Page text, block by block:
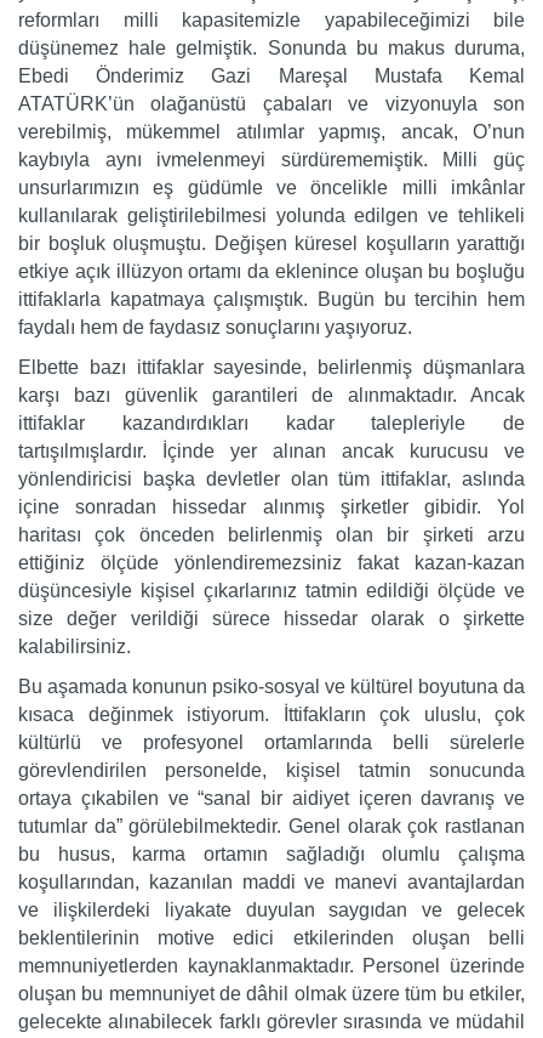
reformları milli kapasitemizle yapabileceğimizi bile
düşünemez hale gelmiştik. Sonunda bu makus duruma,
Ebedi Önderimiz Gazi Mareşal Mustafa Kemal
ATATÜRK’ün olağanüstü çabaları ve vizyonuyla son
verebilmiş, mükemmel atılımlar yapmış, ancak, O’nun
kaybıyla aynı ivmelenmeyi sürdürememiştik. Milli güç
unsurlarımızın eş güdümle ve öncelikle milli imkânlar
kullanılarak geliştirilebilmesi yolunda edilgen ve tehlikeli
bir boşluk oluşmuştu. Değişen küresel koşulların yarattığı
etkiye açık illüzyon ortamı da eklenince oluşan bu boşluğu
ittifaklarla kapatmaya çalışmıştık. Bugün bu tercihin hem
faydalı hem de faydasız sonuçlarını yaşıyoruz.
Elbette bazı ittifaklar sayesinde, belirlenmiş düşmanlara
karşı bazı güvenlik garantileri de alınmaktadır. Ancak
ittifaklar kazandırdıkları kadar talepleriyle de
tartışılmışlardır. İçinde yer alınan ancak kurucusu ve
yönlendiricisi başka devletler olan tüm ittifaklar, aslında
içine sonradan hissedar alınmış şirketler gibidir. Yol
haritası çok önceden belirlenmiş olan bir şirketi arzu
ettiğiniz ölçüde yönlendiremezsiniz fakat kazan-kazan
düşüncesiyle kişisel çıkarlarınız tatmin edildiği ölçüde ve
size değer verildiği sürece hissedar olarak o şirkette
kalabilirsiniz.
Bu aşamada konunun psiko-sosyal ve kültürel boyutuna da
kısaca değinmek istiyorum. İttifakların çok uluslu, çok
kültürlü ve profesyonel ortamlarında belli sürelerle
görevlendirilen personelde, kişisel tatmin sonucunda
ortaya çıkabilen ve “sanal bir aidiyet içeren davranış ve
tutumlar da” görülebilmektedir. Genel olarak çok rastlanan
bu husus, karma ortamın sağladığı olumlu çalışma
koşullarından, kazanılan maddi ve manevi avantajlardan
ve ilişkilerdeki liyakate duyulan saygıdan ve gelecek
beklentilerinin motive edici etkilerinden oluşan belli
memnuniyetlerden kaynaklanmaktadır. Personel üzerinde
oluşan bu memnuniyet de dâhil olmak üzere tüm bu etkiler,
gelecekte alınabilecek farklı görevler sırasında ve müdahil